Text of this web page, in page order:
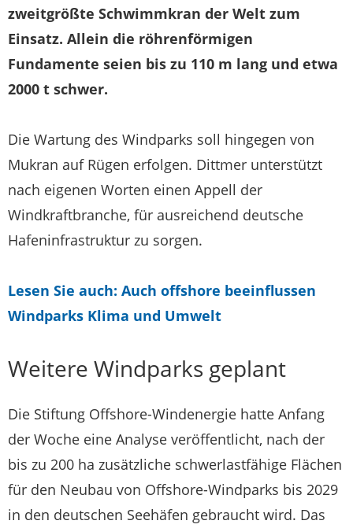
zweitgrößte Schwimmkran der Welt zum
Einsatz. Allein die röhrenförmigen
Fundamente seien bis zu 110 m lang und etwa
2000 t schwer.
Die Wartung des Windparks soll hingegen von
Mukran auf Rügen erfolgen. Dittmer unterstützt
nach eigenen Worten einen Appell der
Windkraftbranche, für ausreichend deutsche
Hafeninfrastruktur zu sorgen.
Lesen Sie auch: Auch offshore beeinflussen
Windparks Klima und Umwelt
Weitere Windparks geplant
Die Stiftung Offshore-Windenergie hatte Anfang
der Woche eine Analyse veröffentlicht, nach der
bis zu 200 ha zusätzliche schwerlastfähige Flächen
für den Neubau von Offshore-Windparks bis 2029
in den deutschen Seehäfen gebraucht wird. Das